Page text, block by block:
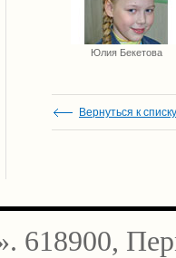
Юлия Бекетова
Вернуться к
618900,